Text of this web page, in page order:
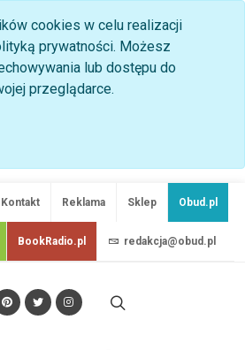
cookies w celu realizacji
prywatności. Możesz
lub dostępu do
przeglądarce.
Kontakt Reklama Sklep Obud.pl
BookRadio.pl redakcja@obud.pl